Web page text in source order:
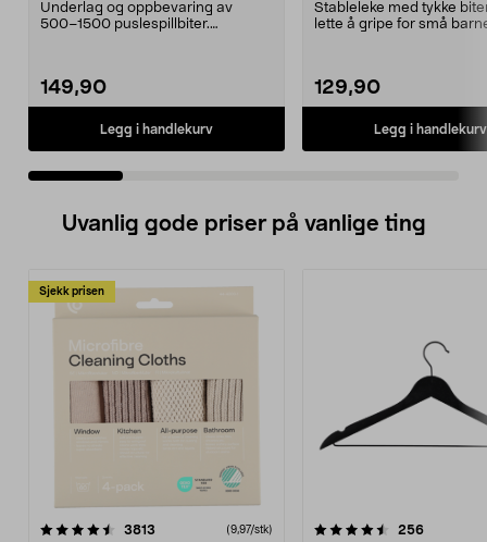
Underlag og oppbevaring av
500–1500 puslespillbiter.
149,90
Legg i handlekurv
Stableleke med tykke
lette å gripe for små
129,90
Legg i handlekurv
Uvanlig gode priser på vanlige ting
Sjekk prisen
3813 anmeldelser(9,97/stk)
4.5av 5 stjerner 256
4.5av 5 stjerner